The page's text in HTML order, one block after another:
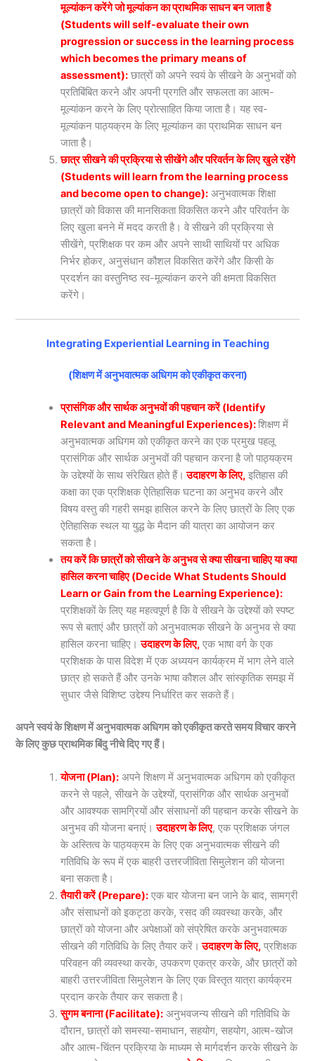
मूल्यांकन करेंगे जो मूल्यांकन का प्राथमिक साधन बन जाता है
(Students will self-evaluate their own
progression or success in the learning process
which becomes the primary means of
assessment): छात्रों को अपने स्वयं के सीखने के अनुभवों को
प्रतिबिंबित करने और अपनी प्रगति और सफलता का आत्म-
मूल्यांकन करने के लिए प्रोत्साहित किया जाता है। यह स्व-
मूल्यांकन पाठ्यक्रम के लिए मूल्यांकन का प्राथमिक साधन बन
जाता है।
छात्र सीखने की प्रक्रिया से सीखेंगे और परिवर्तन के लिए खुले रहेंगे
(Students will learn from the learning process
and become open to change): अनुभवात्मक शिक्षा
छात्रों को विकास की मानसिकता विकसित करने और परिवर्तन के
लिए खुला बनने में मदद करती है। वे सीखने की प्रक्रिया से
सीखेंगे, प्रशिक्षक पर कम और अपने साथी साथियों पर अधिक
निर्भर होकर, अनुसंधान कौशल विकसित करेंगे और किसी के
प्रदर्शन का वस्तुनिष्ठ स्व-मूल्यांकन करने की क्षमता विकसित
करेंगे।
Integrating Experiential Learning in Teaching
(शिक्षण में अनुभवात्मक अधिगम को एकीकृत करना)
प्रासंगिक और सार्थक अनुभवों की पहचान करें (Identify
Relevant and Meaningful Experiences):शिक्षण में
अनुभवात्मक अधिगम को एकीकृत करने का एक प्रमुख पहलू
प्रासंगिक और सार्थक अनुभवों की पहचान करना है जो पाठ्यक्रम
के उद्देश्यों के साथ संरेखित होते हैं। उदाहरण के लिए, इतिहास की
कक्षा का एक प्रशिक्षक ऐतिहासिक घटना का अनुभव करने और
विषय वस्तु की गहरी समझ हासिल करने के लिए छात्रों के लिए एक
ऐतिहासिक स्थल या युद्ध के मैदान की यात्रा का आयोजन कर
सकता है।
तय करें कि छात्रों को सीखने के अनुभव से क्या सीखना चाहिए या क्या
हासिल करना चाहिए (Decide What Students Should
Learn or Gain from the Learning Experience):
प्रशिक्षकों के लिए यह महत्वपूर्ण है कि वे सीखने के उद्देश्यों को स्पष्ट
रूप से बताएं और छात्रों को अनुभवात्मक सीखने के अनुभव से क्या
हासिल करना चाहिए।उदाहरण के लिए, एक भाषा वर्ग के एक
प्रशिक्षक के पास विदेश में एक अध्ययन कार्यक्रम में भाग लेने वाले
छात्र हो सकते हैं और उनके भाषा कौशल और सांस्कृतिक समझ में
सुधार जैसे विशिष्ट उद्देश्य निर्धारित कर सकते हैं।
अपने स्वयं के शिक्षण में अनुभवात्मक अधिगम को एकीकृत करते समय विचार करने
के लिए कुछ प्राथमिक बिंदु नीचे दिए गए हैं।
योजना (Plan): अपने शिक्षण में अनुभवात्मक अधिगम को एकीकृत
करने से पहले, सीखने के उद्देश्यों, प्रासंगिक और सार्थक अनुभवों
और आवश्यक सामग्रियों और संसाधनों की पहचान करके सीखने के
अनुभव की योजना बनाएं।उदाहरण के लिए, एक प्रशिक्षक जंगल
के अस्तित्व के पाठ्यक्रम के लिए एक अनुभवात्मक सीखने की
गतिविधि के रूप में एक बाहरी उत्तरजीविता सिमुलेशन की योजना
बना सकता है।
तैयारी करें (Prepare): एक बार योजना बन जाने के बाद, सामग्री
और संसाधनों को इकट्ठा करके, रसद की व्यवस्था करके, और
छात्रों को योजना और अपेक्षाओं को संप्रेषित करके अनुभवात्मक
सीखने की गतिविधि के लिए तैयार करें। उदाहरण के लिए, प्रशिक्षक
परिवहन की व्यवस्था करके, उपकरण एकत्र करके, और छात्रों को
बाहरी उत्तरजीविता सिमुलेशन के लिए एक विस्तृत यात्रा कार्यक्रम
प्रदान करके तैयार कर सकता है।
सुगम बनाना (Facilitate): अनुभवजन्य सीखने की गतिविधि के
दौरान, छात्रों को समस्या-समाधान, सहयोग, सहयोग, आत्म-खोज
और आत्म-चिंतन प्रक्रिया के माध्यम से मार्गदर्शन करके सीखने के